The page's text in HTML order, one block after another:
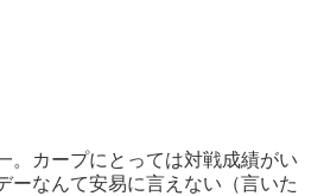
。カープにとっては対戦成績がい
ーなんて安易に言えない（言いた